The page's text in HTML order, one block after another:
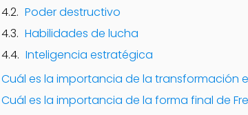
Poder destructivo
Habilidades de lucha
Inteligencia estratégica
Cuál es la importancia de la transformación
Cuál es la importancia de la forma final de